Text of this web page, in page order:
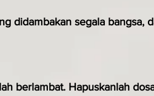
di­dambakan segala bangsa,
ber­lambat. Hapuskanlah